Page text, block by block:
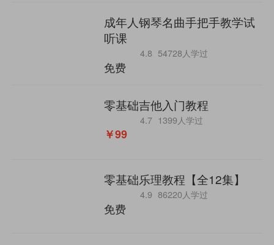
成年人钢琴名曲手把手教学试
听课
4.8 54728人学过
免费
零基础吉他入门教程
4.7 1399人学过
￥99
零基础乐理教程【全12集】
4.9 86220人学过
免费